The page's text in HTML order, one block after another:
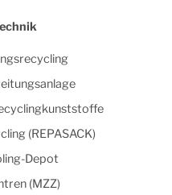
(REPASACK)
Depot
(MZZ)